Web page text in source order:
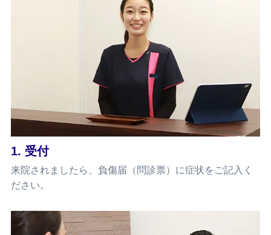
1. 受付
来院されましたら、負傷届（問診票）に症状をご記入く
ださい。